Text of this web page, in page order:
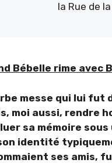
la Rue de
Bébelle rime avec
messe qui lui fut
moi aussi, rendre
sa mémoire
identité
ses amis,